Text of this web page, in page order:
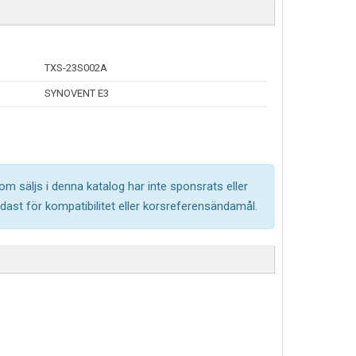
TXS-23S002A
SYNOVENT E3
säljs i denna katalog har inte sponsrats eller
för kompatibilitet eller korsreferensändamål.